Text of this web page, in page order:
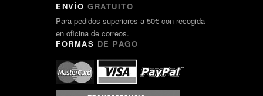
ENVÍO GRATUITO
Para pedidos superiores a 50€ con recogida
en oficina de correos.
FORMAS DE PAGO